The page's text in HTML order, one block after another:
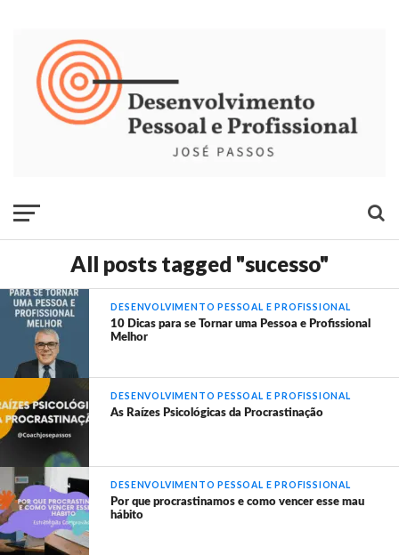
All posts tagged "sucesso"
DESENVOLVIMENTO PESSOAL E PROFISSIONAL
10 Dicas para se Tornar uma Pessoa e Profissional
Melhor
DESENVOLVIMENTO PESSOAL E PROFISSIONAL
As Raízes Psicológicas da Procrastinação
DESENVOLVIMENTO PESSOAL E PROFISSIONAL
Por que procrastinamos e como vencer esse mau
hábito